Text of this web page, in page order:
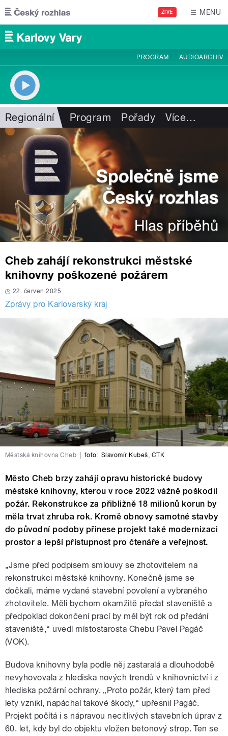
Přejít k hlavnímu obsahu
ŽIVĚ MENU
PROGRAM AUDIOARCHIV
Regionální Program Pořady Více…
Cheb zahájí rekonstrukci městské
knihovny poškozené požárem
22. červen 2025
Zprávy pro Karlovarský kraj
Městská knihovna Cheb foto: Slavomír Kubeš, ČTK
Město Cheb brzy zahájí opravu historické budovy
městské knihovny, kterou v roce 2022 vážně poškodil
požár. Rekonstrukce za přibližně 18 milionů korun by
měla trvat zhruba rok. Kromě obnovy samotné stavby
do původní podoby přinese projekt také modernizaci
prostor a lepší přístupnost pro čtenáře a veřejnost.
„Jsme před podpisem smlouvy se zhotovitelem na
rekonstrukci městské knihovny. Konečně jsme se
dočkali, máme vydané stavební povolení a vybraného
zhotovitele. Měli bychom okamžitě předat staveniště a
předpoklad dokončení prací by měl být rok od předání
staveniště,“ uvedl místostarosta Chebu Pavel Pagáč
(VOK).
Budova knihovny byla podle něj zastaralá a dlouhodobě
nevyhovovala z hlediska nových trendů v knihovnictví i z
hlediska požární ochrany. „Proto požár, který tam před
lety vznikl, napáchal takové škody,“ upřesnil Pagáč.
Projekt počítá i s nápravou necitlivých stavebních úprav z
60. let, kdy byl do objektu vložen betonový strop. Ten se